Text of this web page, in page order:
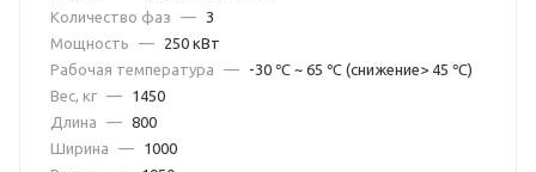
Количество фаз
—
3
Мощность
—
250 кВт
Рабочая температура
—
-30 ℃ ~ 65 ℃ (снижение> 45 ℃)
Вес, кг —
1450
Длина
— 800
Ширина
—
1000